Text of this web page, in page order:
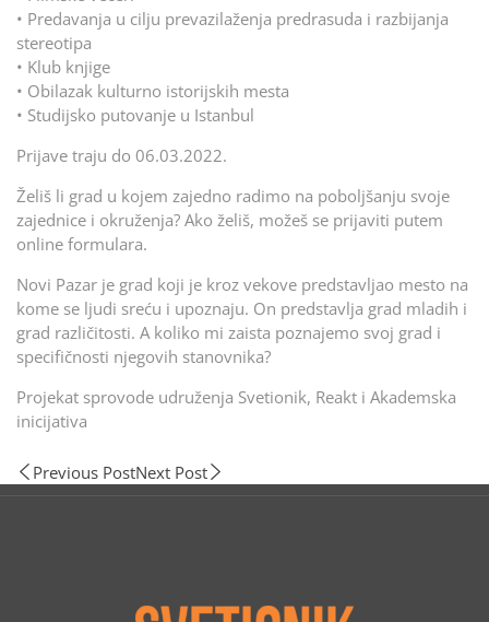
• Predavanja u cilju prevazilaženja predrasuda i razbijanja
stereotipa
• Klub knjige
• Obilazak kulturno istorijskih mesta
• Studijsko putovanje u Istanbul
Prijave traju do 06.03.2022.
Želiš li grad u kojem zajedno radimo na poboljšanju svoje
zajednice i okruženja? Ako želiš, možeš se prijaviti putem
online formulara.
Novi Pazar je grad koji je kroz vekove predstavljao mesto na
kome se ljudi sreću i upoznaju. On predstavlja grad mladih i
grad različitosti. A koliko mi zaista poznajemo svoj grad i
specifičnosti njegovih stanovnika?
Projekat sprovode udruženja Svetionik, Reakt i Akademska
inicijativa
Previous PostNext Post